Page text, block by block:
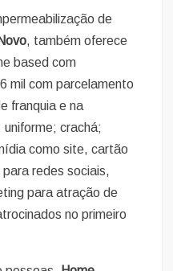
de
, também oferece
based com
mil com parcelamento
franquia e na
crachá;
como site, cartão
redes sociais,
para atração de
no primeiro